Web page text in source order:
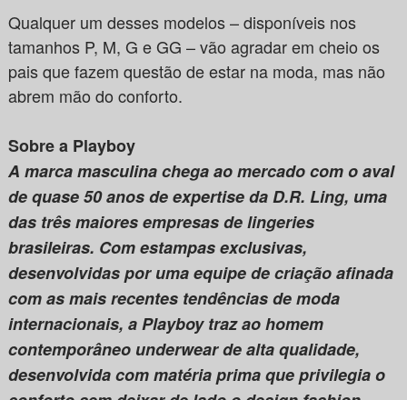
Qualquer um desses modelos – disponíveis nos
tamanhos P, M, G e GG – vão agradar em cheio os
pais que fazem questão de estar na moda, mas não
abrem mão do conforto.
Sobre a Playboy
A marca masculina chega ao mercado com o aval
de quase 50 anos de expertise da D.R. Ling, uma
das três maiores empresas de lingeries
brasileiras. Com estampas exclusivas,
desenvolvidas por uma equipe de criação afinada
com as mais recentes tendências de moda
internacionais, a Playboy traz ao homem
contemporâneo underwear de alta qualidade,
desenvolvida com matéria prima que privilegia o